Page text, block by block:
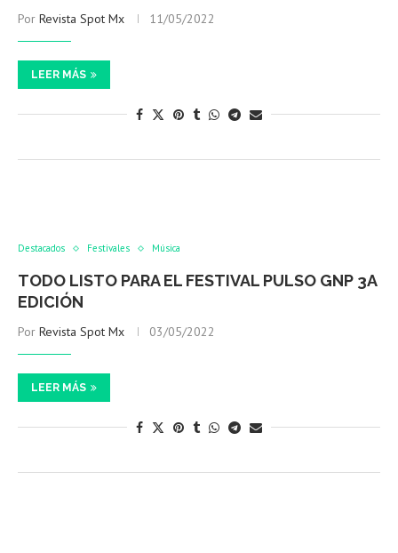
Por Revista Spot Mx 11/05/2022
LEER MÁS
Destacados Festivales Música
TODO LISTO PARA EL FESTIVAL PULSO GNP 3A
EDICIÓN
Por Revista Spot Mx 03/05/2022
LEER MÁS